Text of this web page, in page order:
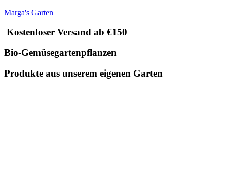
Marga's Garten
Kostenloser Versand ab €150
Bio-Gemüsegartenpflanzen
Produkte aus unserem eigenen Garten